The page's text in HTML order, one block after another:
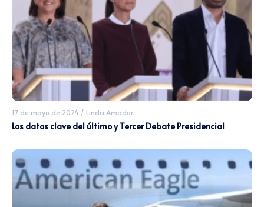
17 de mayo de 2024 / Linda Amador
Los datos clave del último y Tercer Debate Presidencial